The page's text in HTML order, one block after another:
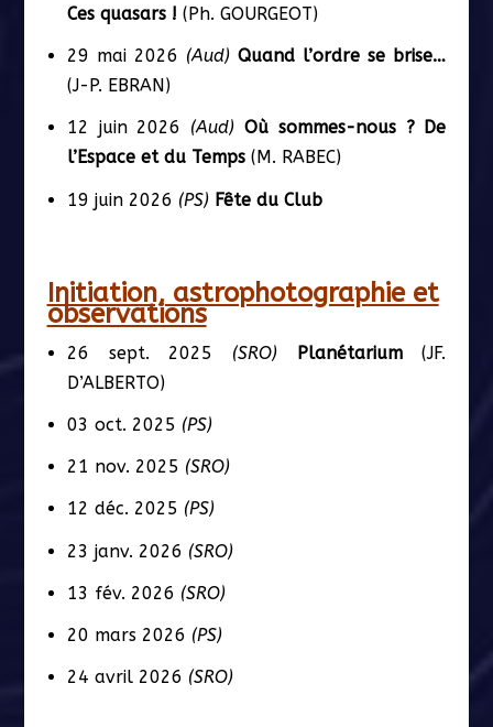
Ces quasars ! (Ph. GOURGEOT)
29 mai 2026 (Aud) Quand l’ordre se brise…
(J-P. EBRAN)
12 juin 2026 (Aud) Où sommes-nous ? De
l’Espace et du Temps(M. RABEC)
19 juin 2026 (PS) Fête du Club
Initiation, astrophotographie et
observations
26 sept. 2025 (SRO) Planétarium(JF.
D’ALBERTO)
03 oct. 2025 (PS)
21 nov. 2025 (SRO)
12 déc. 2025 (PS)
23 janv. 2026 (SRO)
13 fév. 2026 (SRO)
20 mars 2026 (PS)
24 avril 2026 (SRO)